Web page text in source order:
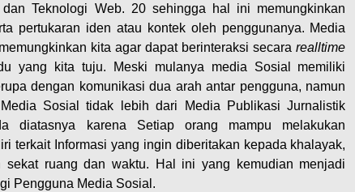
Teknologi Web. 20 sehingga hal ini memungkinkan
pertukaran iden atau kontek oleh penggunanya. Media
kita agar dapat berinteraksi secararealltime
yang kita tuju. Meski mulanya media Sosial memiliki
dengan komunikasi dua arah antar pengguna, namun
Sosial tidak lebih dari Media Publikasi Jurnalistik
diatasnya karena Setiap orang mampu melakukan
terkait Informasi yang ingin diberitakan kepada khalayak,
sekat ruang dan waktu. Hal ini yang kemudian menjadi
Pengguna Media Sosial.